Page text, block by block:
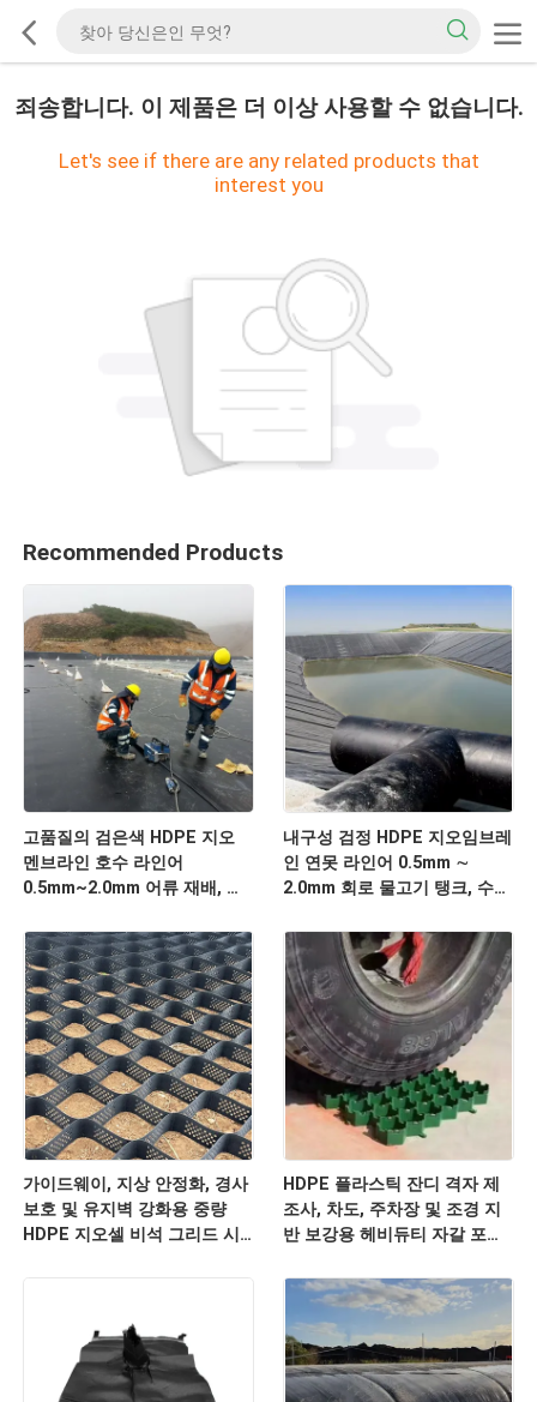
죄송합니다. 이 제품은 더 이상 사용할 수 없습니다.
Let's see if there are any related products that
interest you
Recommended Products
고품질의 검은색 HDPE 지오
멘브라인 호수 라인어
0.5mm~2.0mm 어류 재배, 수
배 방수
내구성 검정 HDPE 지오임브레
인 연못 라인어 0.5mm ∼
2.0mm 회로 물고기 탱크, 수산
방수 응용
가이드웨이, 지상 안정화, 경사
보호 및 유지벽 강화용 중량
HDPE 지오셀 비석 그리드 시
HDPE 플라스틱 잔디 격자 제
조사, 차도, 주차장 및 조경 지
반 보강용 헤비듀티 자갈 포장